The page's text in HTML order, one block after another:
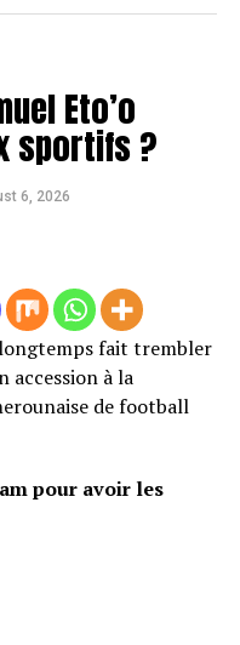
Eto’o
sportifs ?
6, 2026
longtemps fait trembler
accession à la
de football
pour avoir les